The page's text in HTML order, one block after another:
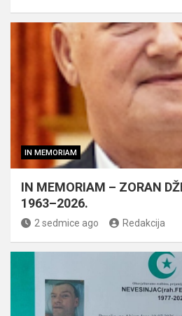
IN MEMORIAM
IN MEMORIAM – ZORAN
1963–2026.
2 sedmice ago Redakcija